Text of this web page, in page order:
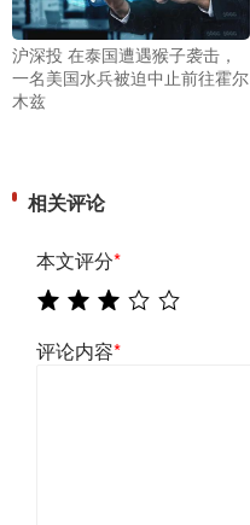
沪深投 在泰国遭遇猴子袭击，
一名美国水兵被迫中止前往霍尔
木兹
相关评论
本文评分*
评论内容*